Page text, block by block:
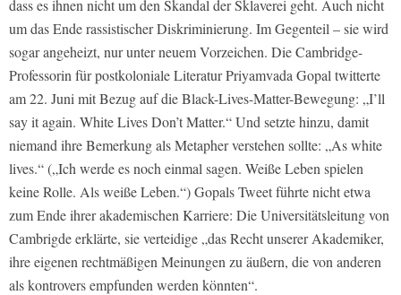
dass es ihnen nicht um den Skandal der Sklaverei geht. Auch nicht
um das Ende rassistischer Diskriminierung. Im Gegenteil – sie wird
sogar angeheizt, nur unter neuem Vorzeichen. Die Cambridge-
Professorin für postkoloniale Literatur Priyamvada Gopal twitterte
am 22. Juni mit Bezug auf die Black-Lives-Matter-Bewegung: „I’ll
say it again. White Lives Don’t Matter.“ Und setzte hinzu, damit
niemand ihre Bemerkung als Metapher verstehen sollte: „As white
lives.“ („Ich werde es noch einmal sagen. Weiße Leben spielen
keine Rolle. Als weiße Leben.“) Gopals Tweet führte nicht etwa
zum Ende ihrer akademischen Karriere: Die Universitätsleitung von
Cambrigde erklärte, sie verteidige „das Recht unserer Akademiker,
ihre eigenen rechtmäßigen Meinungen zu äußern, die von anderen
als kontrovers empfunden werden könnten“.